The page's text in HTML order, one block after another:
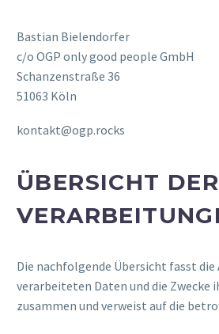
Bastian Bielendorfer
c/o OGP only good people GmbH
Schanzenstraße 36
51063 Köln
kontakt@ogp.rocks
ÜBERSICHT DER
Die nachfolgende Übersicht fasst die
verarbeiteten Daten und die Zwecke
zusammen und verweist auf die